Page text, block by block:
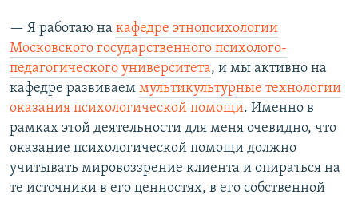
— Я работаю на кафедре этнопсихологии
Московского государственного психолого-
педагогического университета, и мы активно на
кафедре развиваем мультикультурные технологии
оказания психологической помощи. Именно в
рамках этой деятельности для меня очевидно, что
оказание психологической помощи должно
учитывать мировоззрение клиента и опираться на
те источники в его ценностях, в его собственной